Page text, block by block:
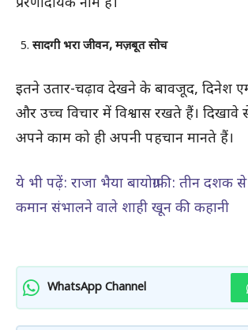
प्रेरणादायक नाम हैं।
सादगी भरा जीवन, मज़बूत सोच
इतने उतार-चढ़ाव देखने के बावजूद, दिनेश
और उच्च विचार में विश्वास रखते हैं। दिखावे
अपने काम को ही अपनी पहचान मानते हैं।
ये भी पढ़ें: राजा भैया बायोग्राफी: तीन दशक
कमान संभालने वाले शाही खून की कहानी
WhatsApp Channel